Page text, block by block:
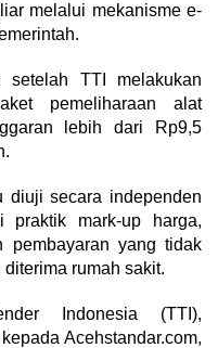
melalui mekanisme e-
setelah TTI melakukan
pemeliharaan alat
lebih dari Rp9,5
diuji secara independen
praktik mark-up harga,
pembayaran yang tidak
rumah sakit.
Indonesia (TTI),
Acehstandar.com,